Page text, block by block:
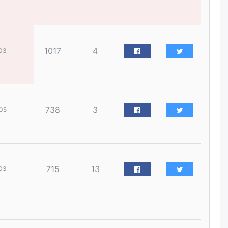
уржигдар
Орон сууц, нийтийн аж ахуй,
авто зам, тохижилт
холбоотой ГОМДОЛ их байгааг
суулгана гэх мэтээр дарамталдаг
1017 4
738 3
715 13